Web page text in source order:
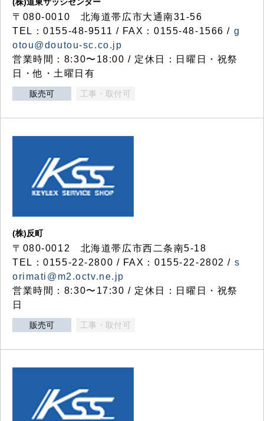
〒080-0010 北海道帯広市大通南31-56
TEL：0155-48-9511 / FAX：0155-48-1566 / g
otou@doutou-sc.co.jp
営業時間：8:30〜18:00 / 定休日：日曜日・祝祭
日・他・土曜日有
販売可 工事・取付可
(株)反町
〒080-0012 北海道帯広市西二条南5-18
TEL：0155-22-2800 / FAX：0155-22-2802 / s
orimati@m2.octv.ne.jp
営業時間：8:30〜17:30 / 定休日：日曜日・祝祭
日
販売可 工事・取付可